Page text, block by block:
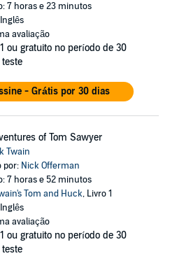
7 horas e 23 minutos
avaliação
ou gratuito no período de 30
- Grátis por 30 dias
of Tom Sawyer
Twain
por: Nick Offerman
7 horas e 52 minutos
Tom and Huck, Livro 1
avaliação
ou gratuito no período de 30